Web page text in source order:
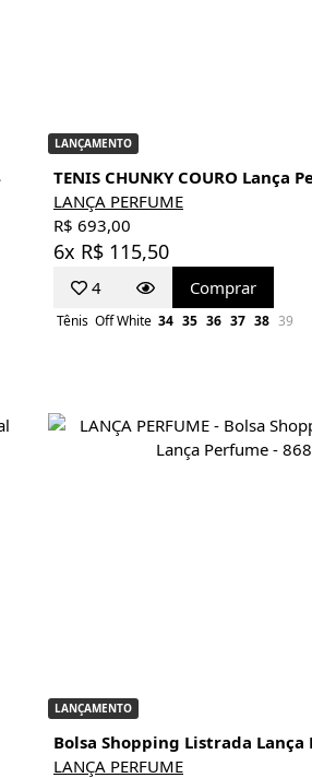
LANÇAMENTO
TENIS CHUNKY COURO Lança
LANÇA PERFUME
R$ 693,00
6x R$ 115,50
4 Comprar
Tênis Off White 34 35 36 37 38 39
LANÇAMENTO
Bolsa Shopping Listrada Lança
LANÇA PERFUME